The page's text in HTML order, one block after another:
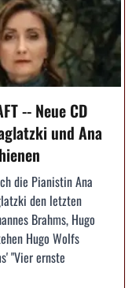
-- Neue CD
und Ana
die Pianistin Ana
den letzten
Brahms, Hugo
Hugo Wolfs
"Vier ernste